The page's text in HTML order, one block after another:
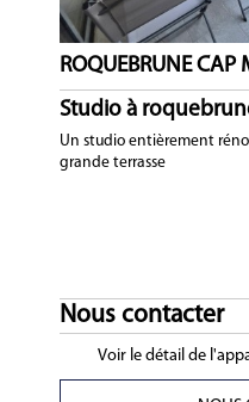
ROQUEBRUNE CAP
Studio à
Un studio entièrement
grande terrasse
Nous contacter
Voir le détail de